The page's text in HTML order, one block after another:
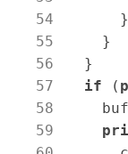
      }
    }
  }
if (